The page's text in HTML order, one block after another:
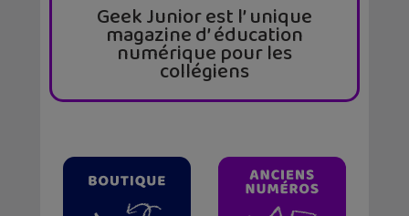
Geek Junior est l’ unique
magazine d’ éducation
numérique pour les
collégiens